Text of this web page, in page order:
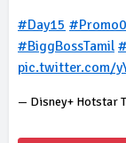
#Day15
#BiggBossTamil
pic.twitter.com/
— Disney+ Hotstar